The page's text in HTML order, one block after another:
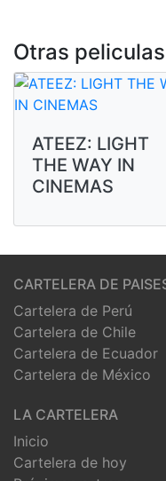
Otras
ATEEZ: LIGHT
THE WAY IN
CINEMAS
CARTELERA DE
Cartelera de Perú
Cartelera de Chile
Cartelera de Ecuador
Cartelera de México
LA CARTELERA
Inicio
Cartelera de hoy